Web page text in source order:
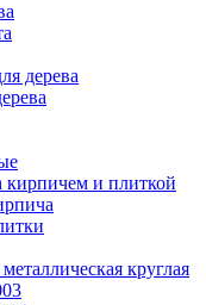
дерева
кирпичем и плиткой
круглая